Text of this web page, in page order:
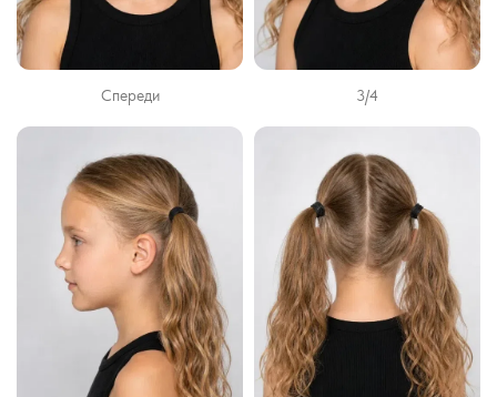
Спереди 3/4